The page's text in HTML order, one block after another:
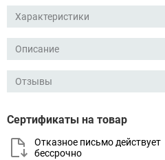
Характеристики
Описание
Отзывы
Сертификаты на товар
Отказное письмо действует
бессрочно